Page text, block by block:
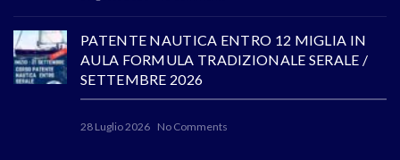
PATENTE NAUTICA ENTRO 12 MIGLIA IN
AULA FORMULA TRADIZIONALE SERALE /
SETTEMBRE 2026
28 Luglio 2026 No Comments